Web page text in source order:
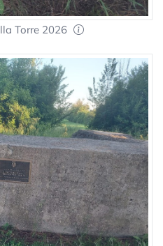
Torre 2026